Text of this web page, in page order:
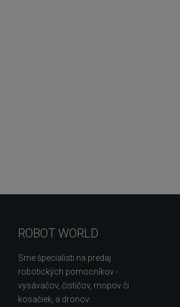
ROBOT WORLD
Sme špecialisti na predaj
robotických pomocníkov -
vysávačov, čističov, mopov či
kosačiek, a dronov.